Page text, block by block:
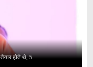
होते थे, 5...